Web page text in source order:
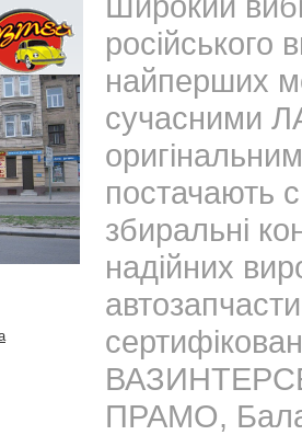
найперших
сучасними
постачають
збиральні
надійних
ПРАМО,